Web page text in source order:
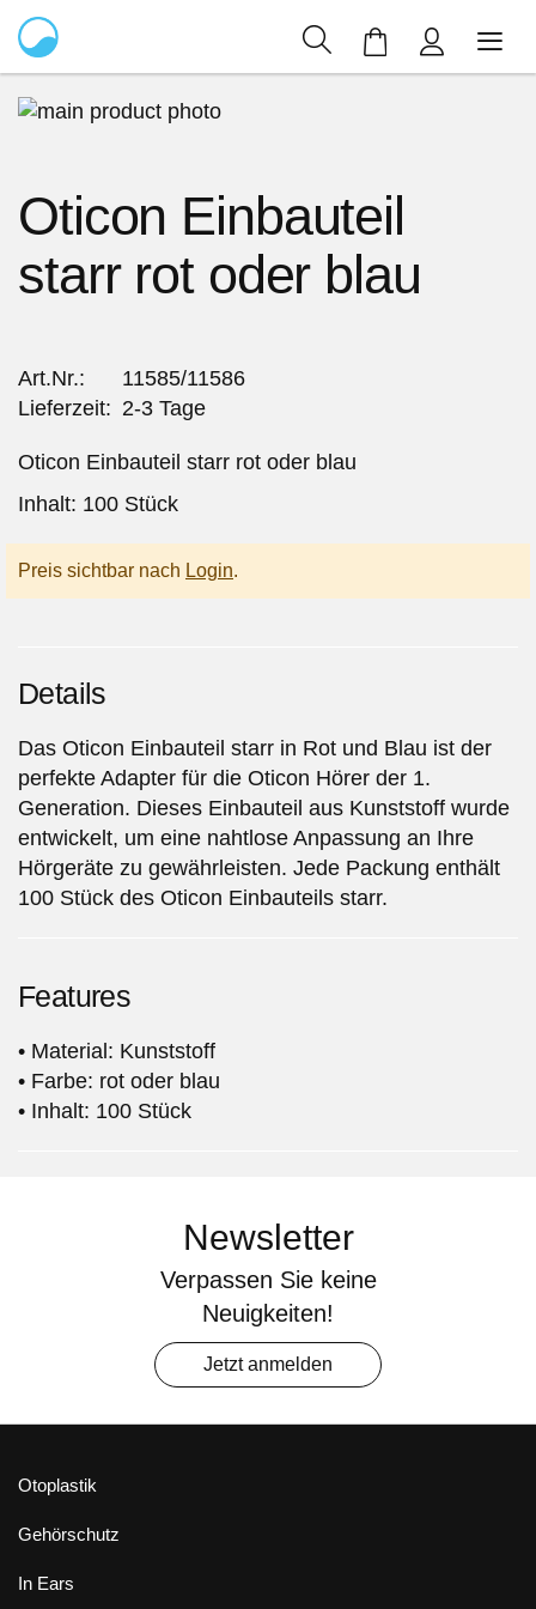
Mein
Zum
Bildergalerie
springen
der
Bildergalerie
springen
Oticon Einbauteil
starr rot oder blau
Art.Nr.
11585/11586
Lieferzeit
2-3 Tage
Oticon Einbauteil starr rot oder blau
Inhalt: 100 Stück
Preis sichtbar nach Login.
Details
Das Oticon Einbauteil starr in Rot und Blau ist der
perfekte Adapter für die Oticon Hörer der 1.
Generation. Dieses Einbauteil aus Kunststoff wurde
entwickelt, um eine nahtlose Anpassung an Ihre
Hörgeräte zu gewährleisten. Jede Packung enthält
100 Stück des Oticon Einbauteils starr.
Features
• Material: Kunststoff
• Farbe: rot oder blau
• Inhalt: 100 Stück
Newsletter
Verpassen Sie keine
Neuigkeiten!
Jetzt anmelden
Otoplastik
Gehörschutz
In Ears